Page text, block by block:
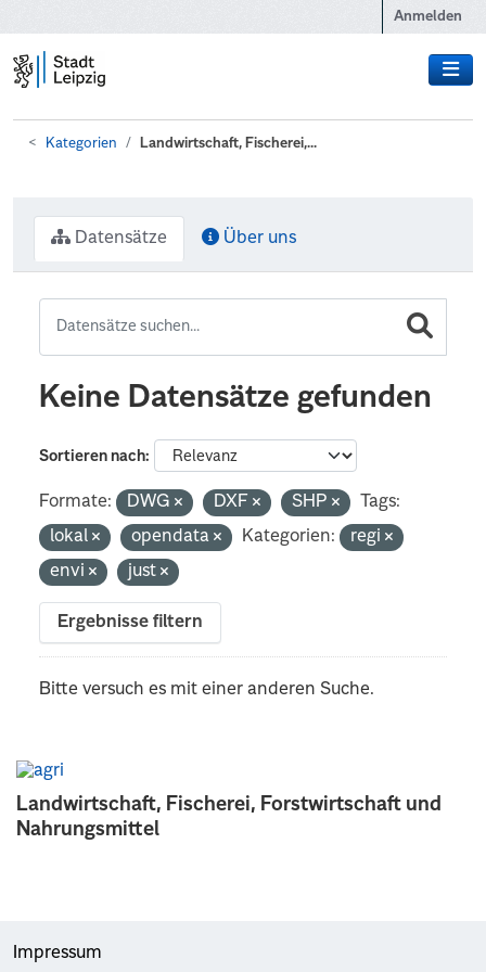
Anmelden
Kategorien Landwirtschaft, Fischerei,...
Landwirtschaft, Fischerei, Forstwirtschaft und
Nahrungsmittel
Datensätze Über uns
Keine Datensätze gefunden
Sortieren nach
Formate: DWG DXF SHP
Tags:
lokal
opendata Kategorien:
regi
envi
just
Ergebnisse filtern
Bitte versuch es mit einer anderen Suche.
Impressum